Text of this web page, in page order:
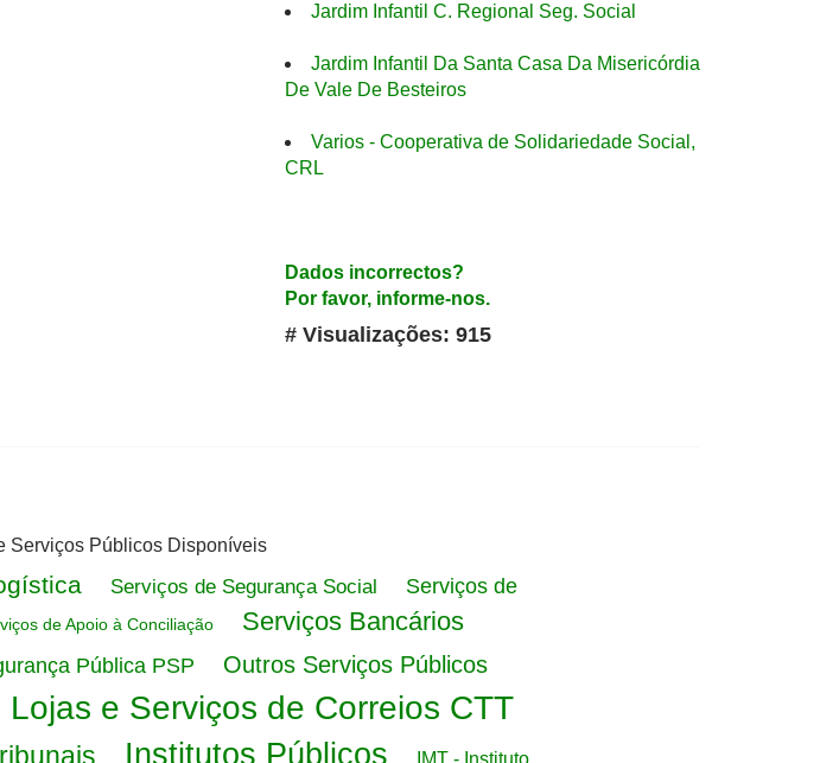
Jardim Infantil C. Regional Seg. Social
Jardim Infantil Da Santa Casa Da Misericórdia
De Vale De Besteiros
Varios - Cooperativa de Solidariedade Social,
CRL
Dados incorrectos?
Por favor, informe-nos.
# Visualizações: 915
Serviços Públicos Disponíveis
Serviços de Segurança Social
Serviços de
de Apoio à Conciliação Serviços Bancários
Pública PSP Outros Serviços Públicos
Lojas e Serviços de Correios CTT
Institutos Públicos IMT - Instituto